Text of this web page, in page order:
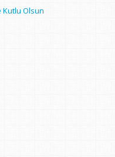
Kutlu Olsun